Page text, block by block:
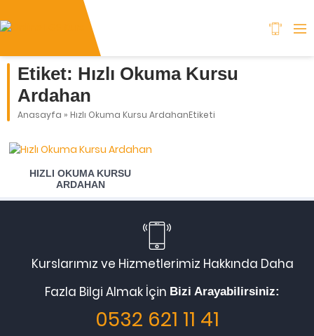
Etiket: Hızlı Okuma Kursu
Ardahan
Anasayfa » Hızlı Okuma Kursu ArdahanEtiketi
HIZLI OKUMA KURSU
ARDAHAN
Kurslarımız ve Hizmetlerimiz Hakkında Daha
Fazla Bilgi Almak İçin Bizi Arayabilirsiniz:
0532 621 11 41